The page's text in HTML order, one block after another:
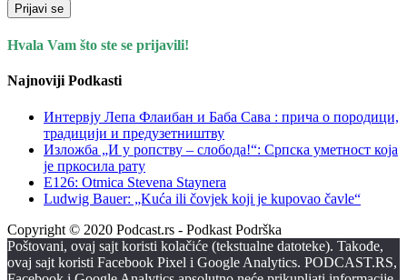
Prijavi se
Hvala Vam što ste se prijavili!
Najnoviji Podkasti
Интервју Лепа Флаибан и Баба Сава : прича о породици,
традицији и предузетништву
Изложба „И у ропству – слобода!“: Српска уметност која
је пркосила рату
E126: Otmica Stevena Staynera
Ludwig Bauer: „Kuća ili čovjek koji je kupovao čavle“
Copyright © 2020 Podcast.rs - Podkast Podrška
Poštovani, ovaj sajt koristi kolačiće (tekstualne datoteke). Takođe,
ovaj sajt koristi Facebook Pixel i Google Analytics. PODCAST.RS,